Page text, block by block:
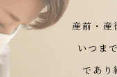
産前・産
いつま
であり